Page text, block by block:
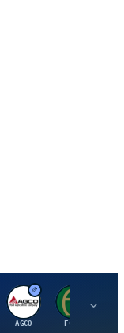
A
AGCO FCFS